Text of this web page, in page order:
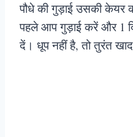
पौधे की गुड़ाई उसकी
पहले आप गुड़ाई करें और 1
दें। धूप नहीं है, तो तुरंत